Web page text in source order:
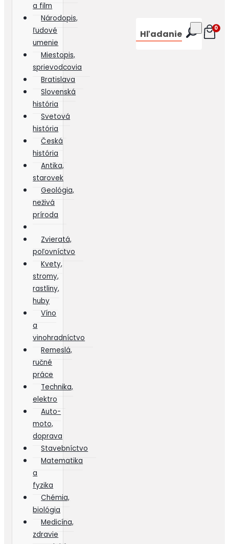
a film
Národopis,
ľudové
umenie
Miestopis,
sprievodcovia
Bratislava
Slovenská
história
Svetová
história
Česká
história
Antika,
starovek
Geológia,
neživá
príroda
Zvieratá,
poľovníctvo
Kvety,
stromy,
rastliny,
huby
Víno
a
vinohradníctvo
Remeslá,
ručné
práce
Technika,
elektro
Auto-
moto,
doprava
Stavebníctvo
Matematika
a
fyzika
Chémia,
biológia
Medicína,
zdravie
Hľadanie 0